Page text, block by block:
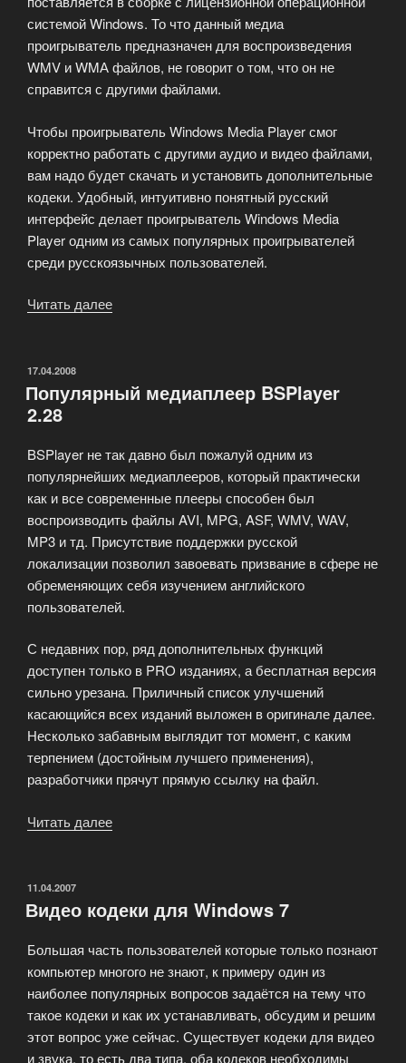
системой Windows. То что данный медиа
проигрыватель предназначен для воспроизведения
WMV и WMА файлов, не говорит о том, что он не
справится с другими файлами.
Чтобы проигрыватель Windows Media Player смог
корректно работать с другими аудио и видео файлами,
вам надо будет скачать и установить дополнительные
кодеки. Удобный, интуитивно понятный русский
интерфейс делает проигрыватель Windows Media
Player одним из самых популярных проигрывателей
среди русскоязычных пользователей.
Читать далее
ОПУБЛИКОВАНО
17.04.2008
Популярный медиаплеер BSPlayer
2.28
BSPlayer не так давно был пожалуй одним из
популярнейших медиаплееров, который практически
как и все современные плееры способен был
воспроизводить файлы AVI, MPG, ASF, WMV, WAV,
MP3 и тд. Присутствие поддержки русской
локализации позволил завоевать призвание в сфере не
обременяющих себя изучением английского
пользователей.
С недавних пор, ряд дополнительных функций
доступен только в PRO изданиях, а бесплатная версия
сильно урезана. Приличный список улучшений
касающийся всех изданий выложен в оригинале далее.
Несколько забавным выглядит тот момент, с каким
терпением (достойным лучшего применения),
разработчики прячут прямую ссылку на файл.
Читать далее
ОПУБЛИКОВАНО
11.04.2007
Видео кодеки для Windows 7
Большая часть пользователей которые только познают
компьютер многого не знают, к примеру один из
наиболее популярных вопросов задаётся на тему что
такое кодеки и как их устанавливать, обсудим и решим
этот вопрос уже сейчас. Существует кодеки для видео
и звука, то есть два типа, оба кодеков необходимы